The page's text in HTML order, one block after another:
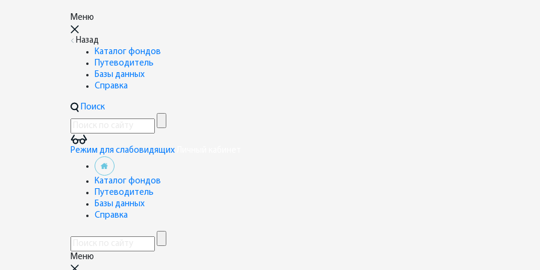
Меню
Назад
Каталог фондов
Путеводитель
Базы данных
Справка
Поиск
Режим для слабовидящих
Каталог фондов
Путеводитель
Базы данных
Справка
Меню